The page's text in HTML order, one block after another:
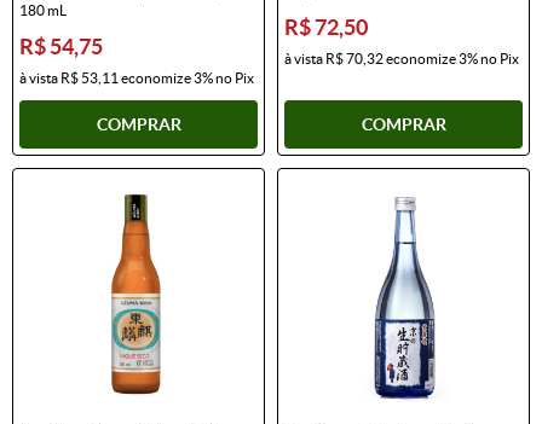
180 mL
R$ 54,75
à vista R$ 53,11 economize3%no Pix
COMPRAR
R$ 72,50
à vista R$ 70,32economize3%no Pix
COMPRAR